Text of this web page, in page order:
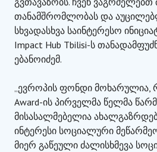
თანამშრომლობას და
სხვადასხვა საინტერესო
Impact Hub Tbilisi-ს
ებანოიძემ.
„ევროპის ფონდი მოხარულია,
Award-ის პირველმა წელმა
მისასალმებელია
ინტერესი სოციალური
მიერ გაწეული ძალისხმევა